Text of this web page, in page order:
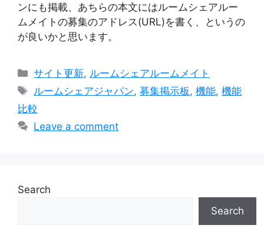
ンにも掲載、あちらの本文にはルームシェアルー
ムメイトの募集のアドレス(URL)を書く、というの
が良いかと思います。
Categories
サイト更新, ルームシェアルームメイト
Tags
ルームシェアジャパン,募集掲示板 ,機能,機能
比較
Leave a comment
Search
Search